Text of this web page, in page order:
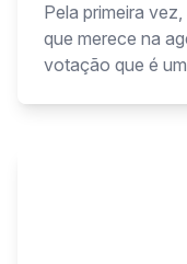
Pela primeira
que merece na
votação que é